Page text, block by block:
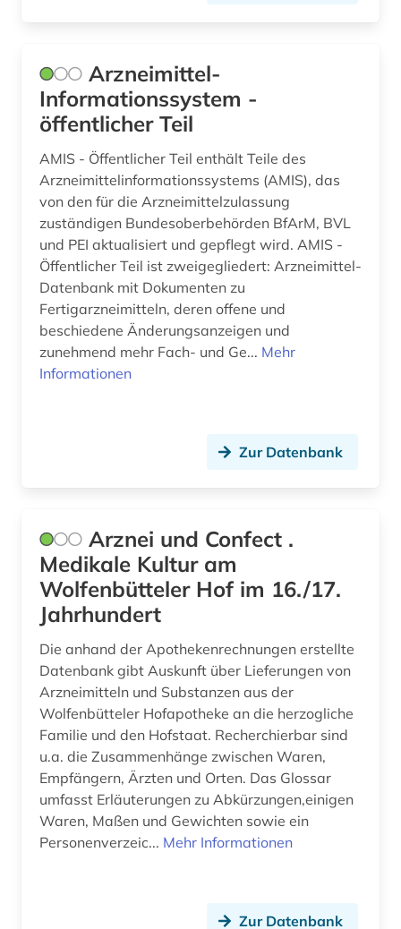
neurologie (1)
neurowissenschaft (1)
neurowissenschaften (2)
neutronenbeugung (1)
newsletter (1)
niederländisch (1)
notfallmedizin (1)
oecd (2)
open access transformation (2)
open data (1)
open science (1)
organic (1)
parasitologie (1)
patent (7)
patentanmeldung (4)
patente (2)
patentrecht (4)
patient (1)
Arzneimittel-
Informationssystem -
öffentlicher Teil
AMIS - Öffentlicher Teil enthält Teile des
Arzneimittelinformationssystems (AMIS), das
von den für die Arzneimittelzulassung
zuständigen Bundesoberbehörden BfArM, BVL
und PEI aktualisiert und gepflegt wird. AMIS -
Öffentlicher Teil ist zweigegliedert: Arzneimittel-
Datenbank mit Dokumenten zu
Fertigarzneimitteln, deren offene und
beschiedene Änderungsanzeigen und
zunehmend mehr Fach- und Ge... Mehr
Informationen
Zur Datenbank
Arznei und Confect .
Medikale Kultur am
Wolfenbütteler Hof im 16./17.
Jahrhundert
Die anhand der Apothekenrechnungen erstellte
Datenbank gibt Auskunft über Lieferungen von
Arzneimitteln und Substanzen aus der
Wolfenbütteler Hofapotheke an die herzogliche
Familie und den Hofstaat. Recherchierbar sind
u.a. die Zusammenhänge zwischen Waren,
Empfängern, Ärzten und Orten. Das Glossar
umfasst Erläuterungen zu Abkürzungen,einigen
Waren, Maßen und Gewichten sowie ein
Personenverzeic... Mehr Informationen
Zur Datenbank